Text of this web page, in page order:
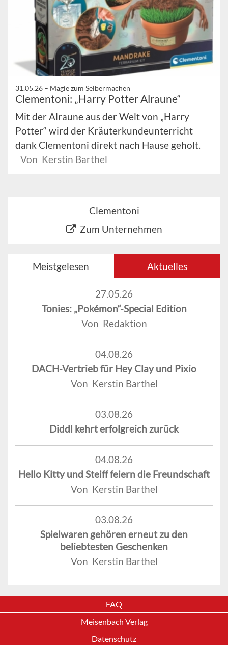
31.05.26 – Magie zum Selbermachen
Clementoni: „Harry Potter Alraune“
Mit der Alraune aus der Welt von „Harry
Potter“ wird der Kräuterkundeunterricht
dank Clementoni direkt nach Hause geholt.
Von Kerstin Barthel
Clementoni
Zum Unternehmen
Meistgelesen Aktuelles
27.05.26
Tonies: „Pokémon“-Special Edition
Von Redaktion
04.08.26
DACH-Vertrieb für Hey Clay und Pixio
Von Kerstin Barthel
03.08.26
Diddl kehrt erfolgreich zurück
04.08.26
Hello Kitty und Steiff feiern die Freundschaft
Von Kerstin Barthel
03.08.26
Spielwaren gehören erneut zu den
beliebtesten Geschenken
Von Kerstin Barthel
FAQ
Meisenbach Verlag
Datenschutz